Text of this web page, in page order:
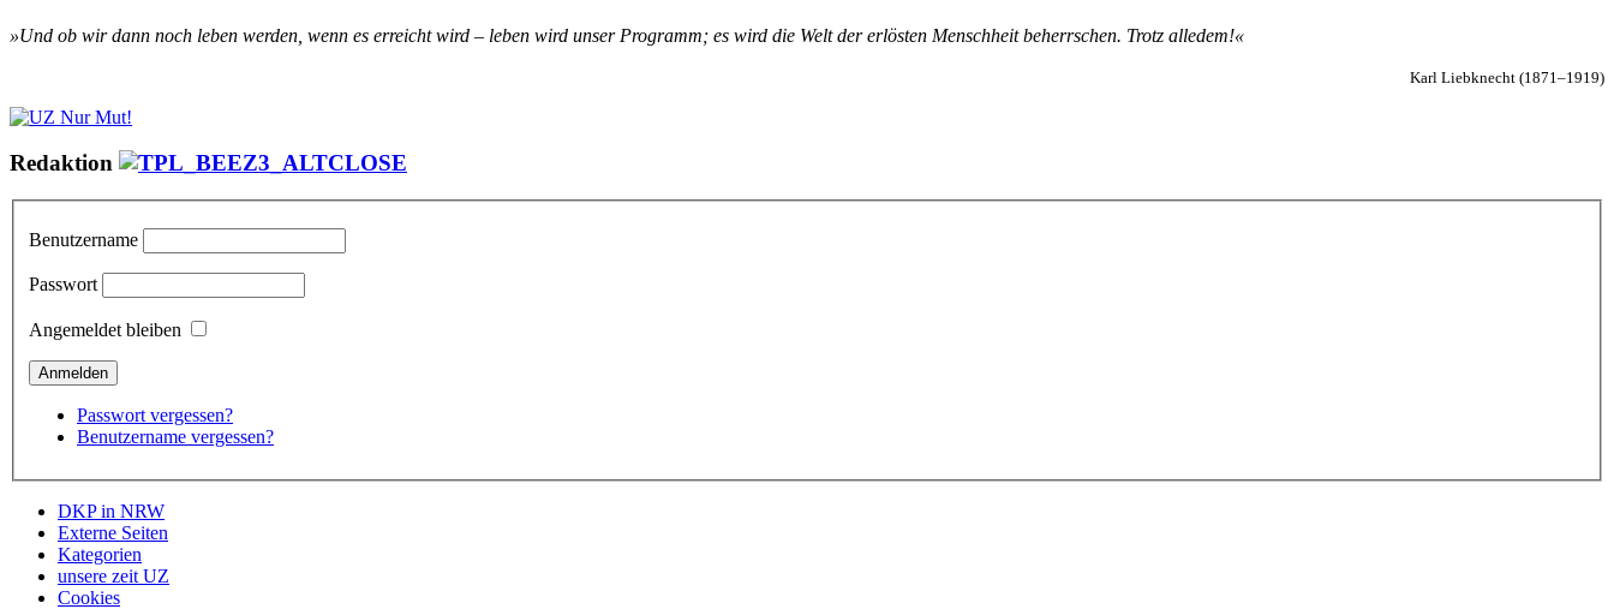
»Und ob wir dann noch le­ben wer­den, wenn es er­reicht wird – le­ben wird un­ser Pro­gramm; es wird die Welt der er­lös­ten Mensch­heit be­herr­schen. Trotz al­le­dem!«
Karl Liebknecht (1871–1919)
Redaktion
Benutzername
Passwort
Angemeldet bleiben
Passwort vergessen?
Benutzername vergessen?
DKP in NRW
Externe Seiten
Kategorien
unsere zeit UZ
Cookies